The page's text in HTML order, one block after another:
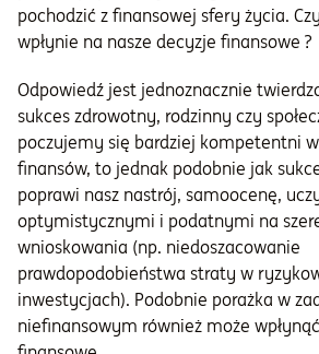
pochodzić z finansowej sfery życia.
wpłynie na nasze decyzje finansowe ?
Odpowiedź jest jednoznacznie
sukces zdrowotny, rodzinny czy
poczujemy się bardziej kompetentni
finansów, to jednak podobnie jak
poprawi nasz nastrój, samoocenę,
optymistycznymi i podatnymi na
wnioskowania (np. niedoszacowanie
prawdopodobieństwa straty w
inwestycjach). Podobnie porażka w
niefinansowym również może